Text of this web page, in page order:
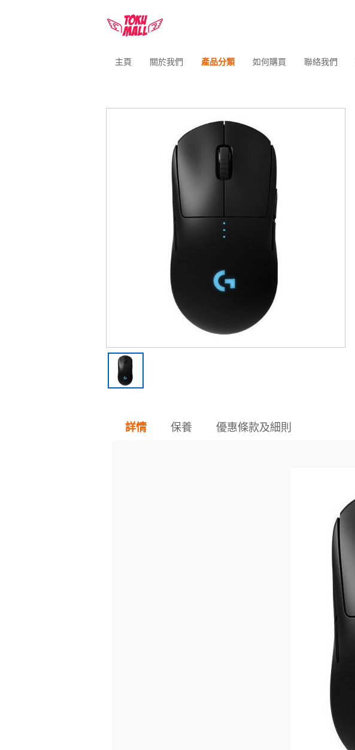
主頁 關於我們 產品分類 如何購買 聯絡我們
詳情 保養 優惠條款及細則